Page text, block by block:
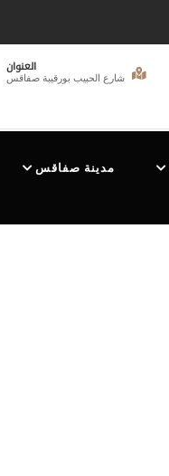
العنوان
شارع الحبيب بورقيبة صفاقس
مدينة صفاقس